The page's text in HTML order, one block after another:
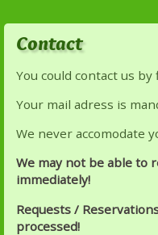
Contact
You could contact us
Your mail adress is
We never accomodate
We may not be able to
immediately!
Requests /
processed!